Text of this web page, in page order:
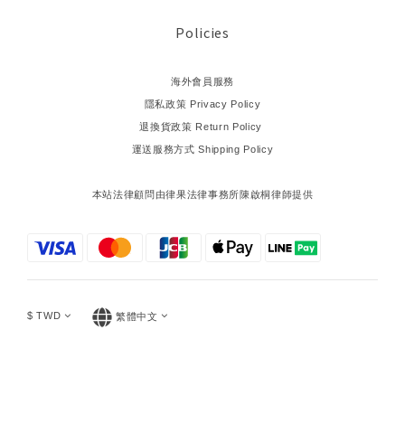
Policies
海外會員服務
隱私政策 Privacy Policy
退換貨政策 Return Policy
運送服務方式 Shipping Policy
本站法律顧問由律果法律事務所陳啟桐律師提供
$ TWD 繁體中文